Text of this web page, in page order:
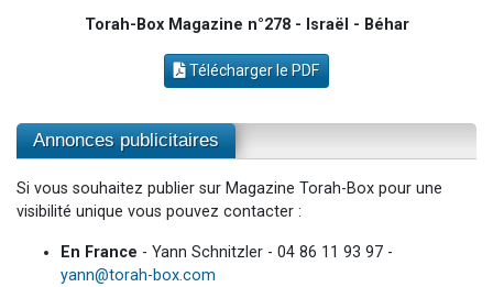
Torah-Box Magazine n°278 - Israël - Béhar
Télécharger le PDF
Annonces publicitaires
Si vous souhaitez publier sur Magazine Torah-Box pour une
visibilité unique vous pouvez contacter :
En France - Yann Schnitzler - 04 86 11 93 97 -
yann@torah-box.com